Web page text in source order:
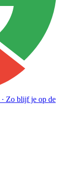
· Zo blijf je op de